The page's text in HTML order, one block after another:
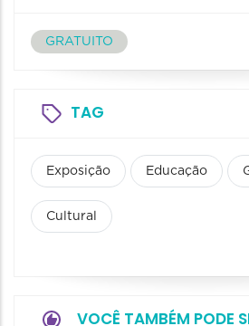
GRATUITO
TAG
Exposição Educação
Cultural
VOCÊ TAMBÉM PODE